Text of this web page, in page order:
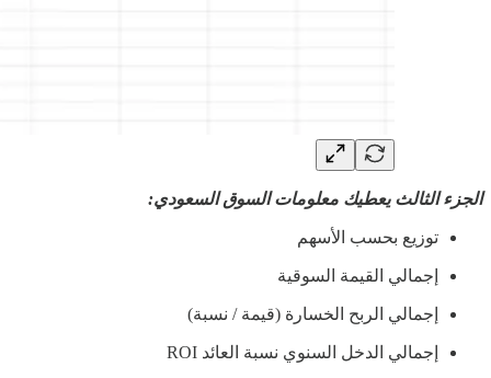
الجزء الثالث يعطيك معلومات السوق السعودي:
توزيع بحسب الأسهم
إجمالي القيمة السوقية
إجمالي الربح الخسارة (قيمة / نسبة)
إجمالي الدخل السنوي نسبة العائد ROI